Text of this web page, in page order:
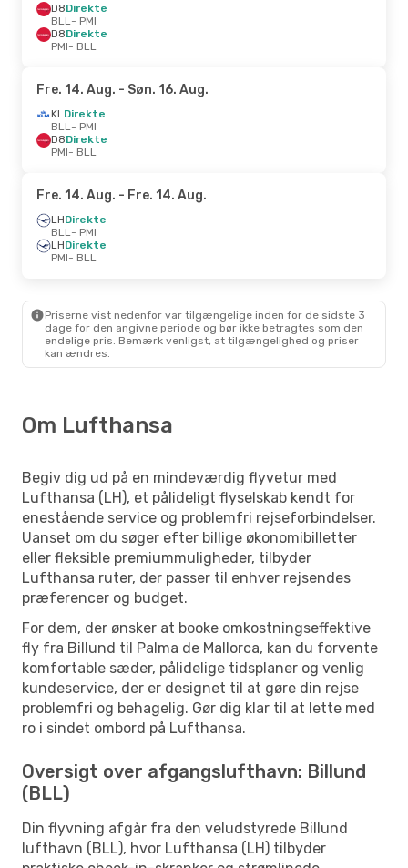
D8Direkte
BLL- PMI
D8Direkte
PMI- BLL
Fre. 14. Aug. - Søn. 16. Aug.
KLDirekte
BLL- PMI
D8Direkte
PMI- BLL
Fre. 14. Aug. - Fre. 14. Aug.
LHDirekte
BLL- PMI
LHDirekte
PMI- BLL
Priserne vist nedenfor var tilgængelige inden for de sidste 3
dage for den angivne periode og bør ikke betragtes som den
endelige pris. Bemærk venligst, at tilgængelighed og priser
kan ændres.
Om Lufthansa
Begiv dig ud på en mindeværdig flyvetur med
Lufthansa (LH), et pålideligt flyselskab kendt for
enestående service og problemfri rejseforbindelser.
Uanset om du søger efter billige økonomibilletter
eller fleksible premiummuligheder, tilbyder
Lufthansa ruter, der passer til enhver rejsendes
præferencer og budget.
For dem, der ønsker at booke omkostningseffektive
fly fra Billund til Palma de Mallorca, kan du forvente
komfortable sæder, pålidelige tidsplaner og venlig
kundeservice, der er designet til at gøre din rejse
problemfri og behagelig. Gør dig klar til at lette med
ro i sindet ombord på Lufthansa.
Oversigt over afgangslufthavn: Billund
(BLL)
Din flyvning afgår fra den veludstyrede Billund
lufthavn (BLL), hvor Lufthansa (LH) tilbyder